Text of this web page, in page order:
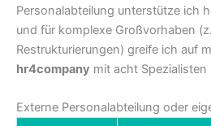
Personalabteilung unterstütze ich
und für komplexe Großvorhaben
Restrukturierungen) greife ich auf
hr4company mit acht Spezialisten
Externe Personalabteilung oder